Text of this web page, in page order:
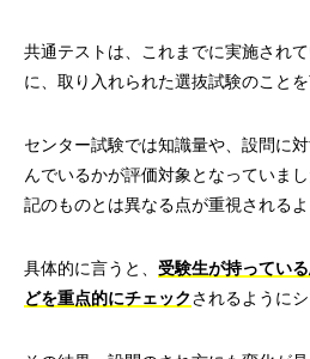
共通テストは、これまでに実施され
に、取り入れられた選抜試験のことを
センター試験では知識量や、設問に
んでいるかが評価対象となっていま
記のものとは異なる点が重視されるよ
具体的に言うと、 受験生が持ってい
どを重点的にチェックされるように